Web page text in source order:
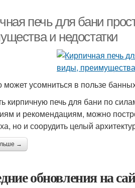
печь для бани
и недостатки
может усомниться в пользе
кирпичную печь для бани по
и рекомендациям, можно
но и соорудить целый
→
обновления на